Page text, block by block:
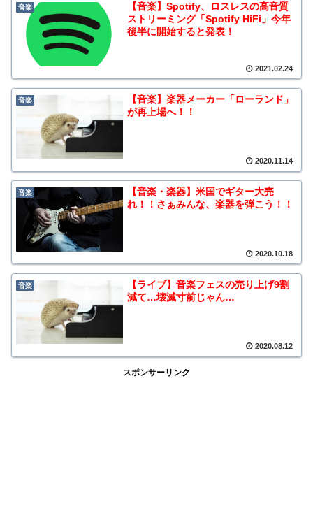
音楽
【音楽】Spotify、ロスレスの高音質
ストリーミング「Spotify HiFi」今年
後半に開始すると発表！
2021.02.24
音楽
【音楽】楽器メーカー「ローランド」
が再上場へ！！
2020.11.14
音楽
【音楽・楽器】米国でギター大売
れ！！さぁみんな、楽器を弾こう！！
2020.10.18
音楽
【ライブ】音楽フェスの売り上げ9割
減て…壊滅寸前じゃん…
2020.08.12
スポンサーリンク